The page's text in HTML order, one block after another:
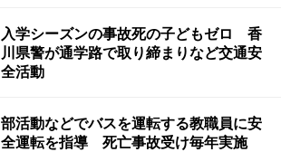
入学シーズンの事故死の子どもゼロ 香
川県警が通学路で取り締まりなど交通安
全活動
部活動などでバスを運転する教職員に安
全運転を指導 死亡事故受け毎年実施